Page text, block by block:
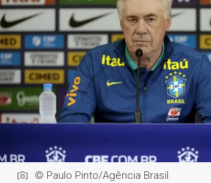
© Paulo Pinto/Agência Brasil